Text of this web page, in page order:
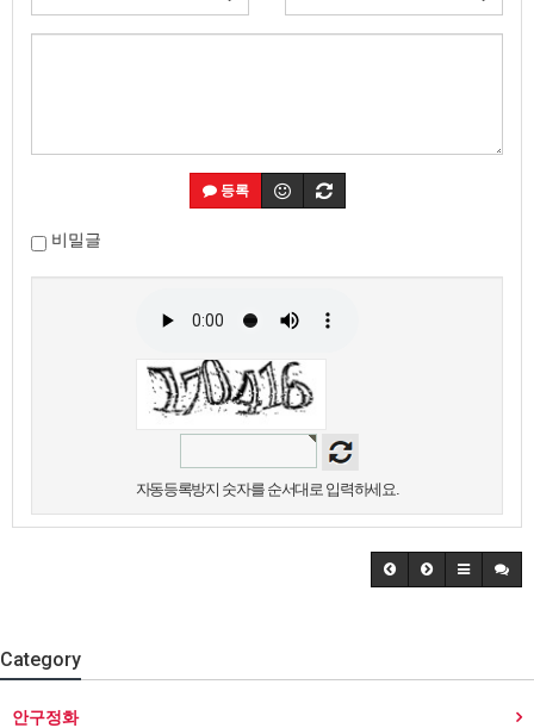
등록
비밀글
자동등록방지 숫자를 순서대로 입력하세요.
Category
안구정화